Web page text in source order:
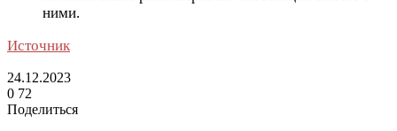
ними.
Источник
24.12.2023
0 72
Поделиться